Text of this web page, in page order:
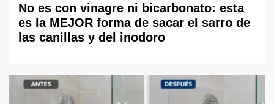
No es con vinagre ni bicarbonato: esta
es la MEJOR forma de sacar el sarro de
las canillas y del inodoro